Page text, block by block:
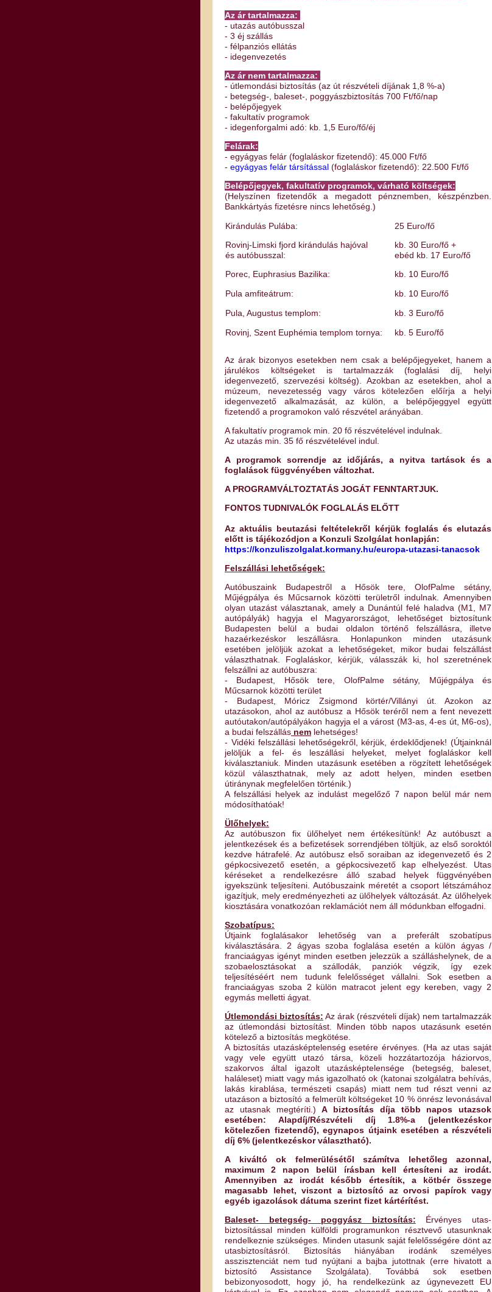
Az ár tartalmazza:
- utazás autóbusszal
- 3 éj szállás
- félpanziós ellátás
- idegenvezetés
Az ár nem tartalmazza:
- útlemondási biztosítás (az út részvételi díjának 1,8 %-a)
- betegség-, baleset-, poggyászbiztosítás 700 Ft/fő/nap
- belépőjegyek
- fakultatív programok
- idegenforgalmi adó: kb. 1,5 Euro/fő/éj
Felárak:
- egyágyas felár (foglaláskor fizetendő): 45.000 Ft/fő
- egyágyas felár társítással (foglaláskor fizetendő): 22.500 Ft/fő
Belépőjegyek, fakultatív programok, várható költségek:
(Helyszínen fizetendők a megadott pénznemben, készpénzben.
Bankkártyás fizetésre nincs lehetőség.)
Kirándulás Pulába:
25 Euro/fő
Rovinj-Limski fjord kirándulás hajóval
és autóbusszal:
kb. 30 Euro/fő +
ebéd kb. 17 Euro/fő
Porec, Euphrasius Bazilika:
kb. 10 Euro/fő
Pula amfiteátrum:
kb. 10 Euro/fő
Pula, Augustus templom:
kb. 3 Euro/fő
Rovinj, Szent Euphémia templom tornya:
kb. 5 Euro/fő
Az árak bizonyos esetekben nem csak a belépőjegyeket, hanem a
járulékos költségeket is tartalmazzák (foglalási díj, helyi
idegenvezető, szervezési költség). Azokban az esetekben, ahol a
múzeum, nevezetesség vagy város kötelezően előírja a helyi
idegenvezető alkalmazását, az külön, a belépőjeggyel együtt
fizetendő a programokon való részvétel arányában.
A fakultatív programok min. 20 fő részvételével indulnak.
Az utazás min. 35 fő részvételével indul.
A programok sorrendje az időjárás, a nyitva tartások és a
foglalások függvényében változhat.
A PROGRAMVÁLTOZTATÁS JOGÁT FENNTARTJUK.
FONTOS TUDNIVALÓK FOGLALÁS ELŐTT
Az aktuális beutazási feltételekről kérjük foglalás és elutazás
előtt is tájékozódjon a Konzuli Szolgálat honlapján:
https://konzuliszolgalat.kormany.hu/europa-utazasi-tanacsok
Felszállási lehetőségek:
Autóbuszaink Budapestről a Hősök tere, OlofPalme sétány,
Műjégpálya és Műcsarnok közötti területről indulnak. Amennyiben
olyan utazást választanak, amely a Dunántúl felé haladva (M1, M7
autópályák) hagyja el Magyarországot, lehetőséget biztosítunk
Budapesten belül a budai oldalon történő felszállásra, illetve
hazaérkezéskor leszállásra. Honlapunkon minden utazásunk
esetében jelöljük azokat a lehetőségeket, mikor budai felszállást
választhatnak. Foglaláskor, kérjük, válasszák ki, hol szeretnének
felszállni az autóbuszra:
- Budapest, Hősök tere, OlofPalme sétány, Műjégpálya és
Műcsarnok közötti terület
- Budapest, Móricz Zsigmond körtér/Villányi út. Azokon az
utazásokon, ahol az autóbusz a Hősök teréről nem a fent nevezett
autóutakon/autópályákon hagyja el a várost (M3-as, 4-es út, M6-os),
a budai felszállás nem lehetséges!
- Vidéki felszállási lehetőségekről, kérjük, érdeklődjenek! (Útjainknál
jelöljük a fel- és leszállási helyeket, melyet foglaláskor kell
kiválasztaniuk. Minden utazásunk esetében a rögzített lehetőségek
közül választhatnak, mely az adott helyen, minden esetben
útiránynak megfelelően történik.)
A felszállási helyek az indulást megelőző 7 napon belül már nem
módosíthatóak!
Ülőhelyek:
Az autóbuszon fix ülőhelyet nem értékesítünk! Az autóbuszt a
jelentkezések és a befizetések sorrendjében töltjük, az első soroktól
kezdve hátrafelé. Az autóbusz első soraiban az idegenvezető és 2
gépkocsivezető esetén, a gépkocsivezető kap elhelyezést. Utas
kéréseket a rendelkezésre álló szabad helyek függvényében
igyekszünk teljesíteni. Autóbuszaink méretét a csoport létszámához
igazítjuk, mely eredményezheti az ülőhelyek változását. Az ülőhelyek
kiosztására vonatkozóan reklamációt nem áll módunkban elfogadni.
Szobatípus:
Útjaink foglalásakor lehetőség van a preferált szobatípus
kiválasztására. 2 ágyas szoba foglalása esetén a külön ágyas /
franciaágyas igényt minden esetben jelezzük a szálláshelynek, de a
szobaelosztásokat a szállodák, panziók végzik, így ezek
teljesítéséért nem tudunk felelősséget vállalni. Sok esetben a
franciaágyas szoba 2 külön matracot jelent egy kereben, vagy 2
egymás melletti ágyat.
Útlemondási biztosítás: Az árak (részvételi díjak) nem tartalmazzák
az útlemondási biztosítást. Minden több napos utazásunk esetén
kötelező a biztosítás megkötése.
A biztosítás utazásképtelenség esetére érvényes. (Ha az utas saját
vagy vele együtt utazó társa, közeli hozzátartozója háziorvos,
szakorvos által igazolt utazásképtelensége (betegség, baleset,
haláleset) miatt vagy más igazolható ok (katonai szolgálatra behívás,
lakás kirablása, természeti csapás) miatt nem tud részt venni az
utazáson a biztosító a felmerült költségeket 10 % önrész levonásával
az utasnak megtéríti.)A biztosítás díja több napos utazsok
esetében: Alapdíj/Részvételi díj 1.8%-a (jelentkezéskor
kötelezően fizetendő), egynapos útjaink esetében a részvételi
díj 6% (jelentkezéskor választható).
A kiváltó ok felmerülésétől számítva lehetőleg azonnal,
maximum 2 napon belül írásban kell értesíteni az irodát.
Amennyiben az irodát később értesítik, a kötbér összege
magasabb lehet, viszont a biztosító az orvosi papírok vagy
egyéb igazolások dátuma szerint fizet kártérítést.
Baleset- betegség- poggyász biztosítás: Érvényes utas-
biztosítással minden külföldi programunkon résztvevő utasunknak
rendelkeznie szükséges. Minden utasunk saját felelősségére dönt az
utasbiztosításról. Biztosítás hiányában irodánk személyes
asszisztenciát nem tud nyújtani a bajba jutottnak (erre hivatott a
biztosító Assistance Szolgálata). Továbbá sok esetben
bebizonyosodott, hogy jó, ha rendelkezünk az úgynevezett EU